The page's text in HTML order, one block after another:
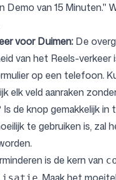
Demo van 15 Minuten."
voor Duimen: De
van het Reels-verkeer
op een telefoon.
elk veld aanraken
de knop gemakkelijk in
te gebruiken is, zal
is de kern van